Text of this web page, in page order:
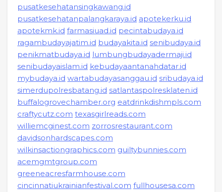
pusatkesehatansingkawang.id
pusatkesehatanpalangkaraya.id apotekerku.id
apotekmk.id farmasiuad.id pecintabudaya.id
ragambudayajatim.id budayakita.id senibudaya.id
penikmatbudaya.id lumbungbudayadermaji.id
senibudayaislam.id kebudayaantanahdatar.id
mybudaya.id wartabudayasanggau.id sribudaya.id
simerdupolresbatang.id satlantaspolresklaten.id
buffalogrovechamber.org eatdrinkdishmpls.com
craftycutz.com texasgirlreads.com
williemcginest.com zorrosrestaurant.com
davidsonhardscapes.com
wilkinsactiongraphics.com guiltybunnies.com
acemgmtgroup.com
greeneacresfarmhouse.com
cincinnatiukrainianfestival.com fullhousesa.com